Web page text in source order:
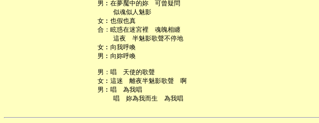
   男︰在夢魘中的妳　可曾疑問
       似魂似人魅影
   女︰也假也真
   合：眩惑在迷宮裡　魂魄相纏
       這夜　半魅影歌聲不停地
   女︰向我呼喚
   男︰向妳呼喚
   男：唱　天使的歌聲
   女︰這迷　離夜半魅影歌聲　啊
   男︰唱　為我唱